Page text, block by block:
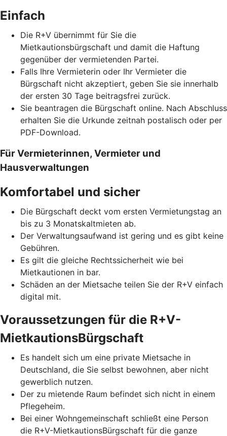
Einfach
Die R+V übernimmt für Sie die
Mietkautionsbürgschaft und damit die Haftung
gegenüber der vermietenden Partei.
Falls Ihre Vermieterin oder Ihr Vermieter die
Bürgschaft nicht akzeptiert, geben Sie sie innerhalb
der ersten 30 Tage beitragsfrei zurück.
Sie beantragen die Bürgschaft online. Nach Abschluss
erhalten Sie die Urkunde zeitnah postalisch oder per
PDF-Download.
Für Vermieterinnen, Vermieter und
Hausverwaltungen
Komfortabel und sicher
Die Bürgschaft deckt vom ersten Vermietungstag an
bis zu 3 Monatskaltmieten ab.
Der Verwaltungsaufwand ist gering und es gibt keine
Gebühren.
Es gilt die gleiche Rechtssicherheit wie bei
Mietkautionen in bar.
Schäden an der Mietsache teilen Sie der R+V einfach
digital mit.
Voraussetzungen für die R+V-
MietkautionsBürgschaft
Es handelt sich um eine private Mietsache in
Deutschland, die Sie selbst bewohnen, aber nicht
gewerblich nutzen.
Der zu mietende Raum befindet sich nicht in einem
Pflegeheim.
Bei einer Wohngemeinschaft schließt eine Person
die R+V-MietkautionsBürgschaft für die ganze